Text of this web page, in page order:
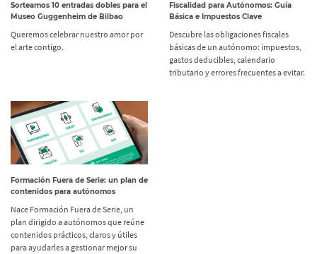
Sorteamos 10 entradas dobles para el
Museo Guggenheim de Bilbao
Queremos celebrar nuestro amor por
el arte contigo.
Fiscalidad para Autónomos: Guía
Básica e Impuestos Clave
Descubre las obligaciones fiscales
básicas de un autónomo: impuestos,
gastos deducibles, calendario
tributario y errores frecuentes a evitar.
Formación Fuera de Serie: un plan de
contenidos para autónomos
Nace Formación Fuera de Serie, un
plan dirigido a autónomos que reúne
contenidos prácticos, claros y útiles
para ayudarles a gestionar mejor su